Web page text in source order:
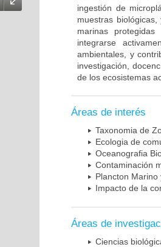
ingestión de
muestras
marinas
integrarse
ambientales, y
investigación,
de los ecosistemas
Áreas de interés
Taxonomia de
Ecologia de
Oceanografia
Contaminación
Plancton
Impacto de la
Áreas de
Ciencias